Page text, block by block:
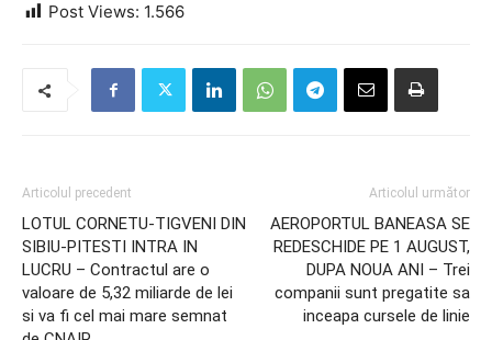
Post Views: 1.566
Articolul precedent
LOTUL CORNETU-TIGVENI DIN
SIBIU-PITESTI INTRA IN
LUCRU – Contractul are o
valoare de 5,32 miliarde de lei
si va fi cel mai mare semnat
Articolul următor
AEROPORTUL BANEASA SE
REDESCHIDE PE 1 AUGUST,
DUPA NOUA ANI – Trei
companii sunt pregatite sa
inceapa cursele de linie